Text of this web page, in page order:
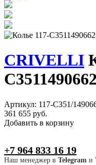
CRIVELLI
Артикул: 117-C351/
361 655 руб.
Добавить в корзину
+7 964 833 16 19
Наш менеджер в Telegram и